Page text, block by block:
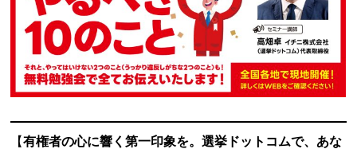
【有権者の心に響く第一印象を。選挙ドットコムで、あな